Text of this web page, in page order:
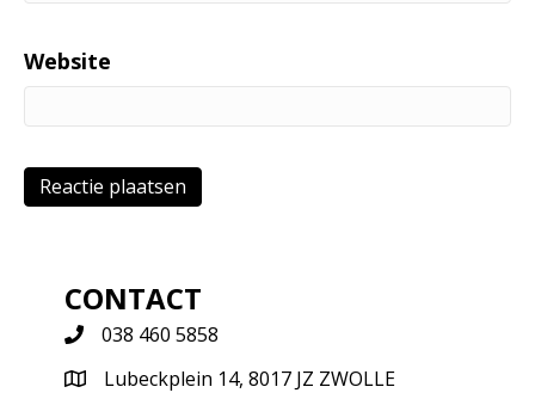
Website
CONTACT
038 460 5858
Lubeckplein 14, 8017 JZ ZWOLLE